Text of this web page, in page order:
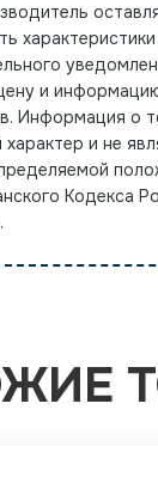
и
Информация о
и не
Кодекса